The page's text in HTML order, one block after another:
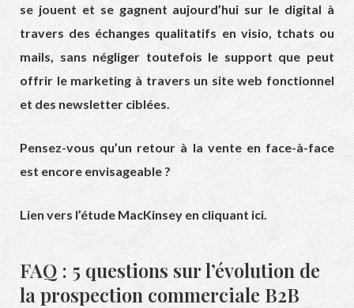
se jouent et se gagnent aujourd’hui sur le digital à
travers des échanges qualitatifs en visio, tchats ou
mails, sans négliger toutefois le support que peut
offrir le marketing à travers un site web fonctionnel
et des newsletter ciblées.
Pensez-vous qu’un retour à la vente en face-à-face
est encore envisageable ?
Lien vers l’étude MacKinsey en cliquant ici.
FAQ : 5 questions sur l’évolution de
la prospection commerciale B2B